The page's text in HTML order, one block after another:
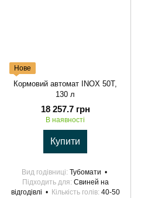
Нове
Кормовий автомат INOX 50T,
130 л
18 257.7 грн
В наявності
Купити
Вид годівниці Тубомати
Підходить для Свиней на
відгодівлі
Кількість голів 40-50